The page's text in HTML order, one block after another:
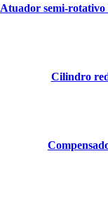
Atuador semi-
Cilindro